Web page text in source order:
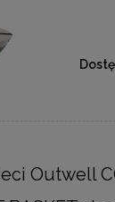
Outwell